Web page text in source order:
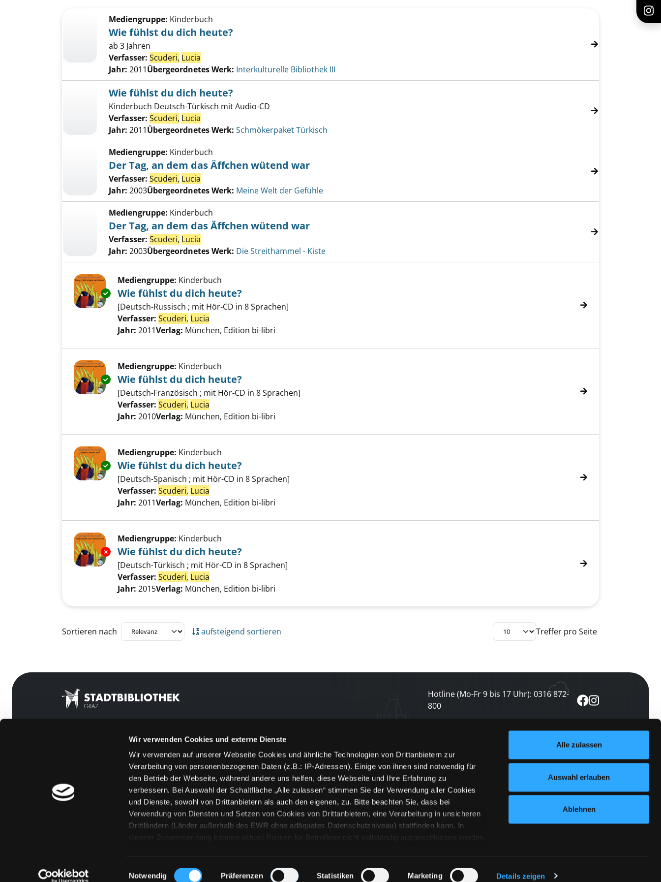
Wir verwenden Cookies und externe Dienste
Wir verwenden auf unserer Webseite Cookies und ähnliche Technologien von Drittanbietern zur
Verarbeitung von personenbezogenen Daten (z.B.: IP-Adressen). Einige von ihnen sind notwendig für
den Betrieb der Webseite, während andere uns helfen, diese Webseite und Ihre Erfahrung zu
verbessern. Bei Auswahl der Schaltfläche „Alle zulassen“ stimmen Sie der Verwendung aller Cookies
und Dienste, sowohl von Drittanbietern als auch den eigenen, zu. Bitte beachten Sie, dass bei
Verwendung von Diensten und Setzen von Cookies von Drittanbietern, eine Verarbeitung in unsicheren
Drittländern (Länder außerhalb des EWR ohne adäquates Datenschutzniveau) stattfinden kann. In
diesem Zusammenhang können aktuell Risiken für Betroffene nicht vollständig ausgeschlossen werden.
„Details zeigen“ finden Sie Erklärungen zu den verschiedenen Kategorien von Cookies und ähnlichen
Einwilligungsauswahl
Notwendig Präferenzen Statistiken Marketing Details zeigen
Alle zulassen
Auswahl erlauben
Ablehnen
Zu den Suchfiltern springen
Mediengruppe: Kinderbuch
Wie fühlst du dich heute?
ab 3 Jahren
Verfasser: Scuderi, Lucia
Jahr: 2011Übergeordnetes Werk: Interkulturelle Bibliothek III
Wie fühlst du dich heute?
Kinderbuch Deutsch-Türkisch mit Audio-CD
Verfasser: Scuderi, Lucia
Jahr: 2011Übergeordnetes Werk: Schmökerpaket Türkisch
Mediengruppe: Kinderbuch
Der Tag, an dem das Äffchen wütend war
Verfasser: Scuderi, Lucia
Jahr: 2003Übergeordnetes Werk: Meine Welt der Gefühle
Mediengruppe: Kinderbuch
Der Tag, an dem das Äffchen wütend war
Verfasser: Scuderi, Lucia
Jahr: 2003Übergeordnetes Werk: Die Streithammel - Kiste
Exemplar-Details von Wie fühlst du dich heute? anzeigen
Mediengruppe: Kinderbuch
Wie fühlst du dich heute?
[Deutsch-Russisch ; mit Hör-CD in 8 Sprachen]
Verfasser: Scuderi, Lucia
Jahr: 2011Verlag: München, Edition bi-libri
Exemplar-Details von Wie fühlst du dich heute? anzeigen
Mediengruppe: Kinderbuch
Wie fühlst du dich heute?
[Deutsch-Französisch ; mit Hör-CD in 8 Sprachen]
Verfasser: Scuderi, Lucia
Jahr: 2010Verlag: München, Edition bi-libri
Exemplar-Details von Wie fühlst du dich heute? anzeigen
Mediengruppe: Kinderbuch
Wie fühlst du dich heute?
[Deutsch-Spanisch ; mit Hör-CD in 8 Sprachen]
Verfasser: Scuderi, Lucia
Jahr: 2011Verlag: München, Edition bi-libri
Exemplar-Details von Wie fühlst du dich heute? anzeigen
Mediengruppe: Kinderbuch
Wie fühlst du dich heute?
[Deutsch-Türkisch ; mit Hör-CD in 8 Sprachen]
Verfasser: Scuderi, Lucia
Jahr: 2015Verlag: München, Edition bi-libri
Zu den Suchfiltern springen
Sortieren nach aufsteigend sortieren Treffer pro Seite
Hotline (Mo-Fr 9 bis 17 Uhr): 0316 872-
800
[kju:b]
Feedback
Kontakt
Über uns
Jobs
Medienwunsch
FAQs
Newsletter abonnieren
und keine Veranstaltung verpassen
jetzt abonnieren